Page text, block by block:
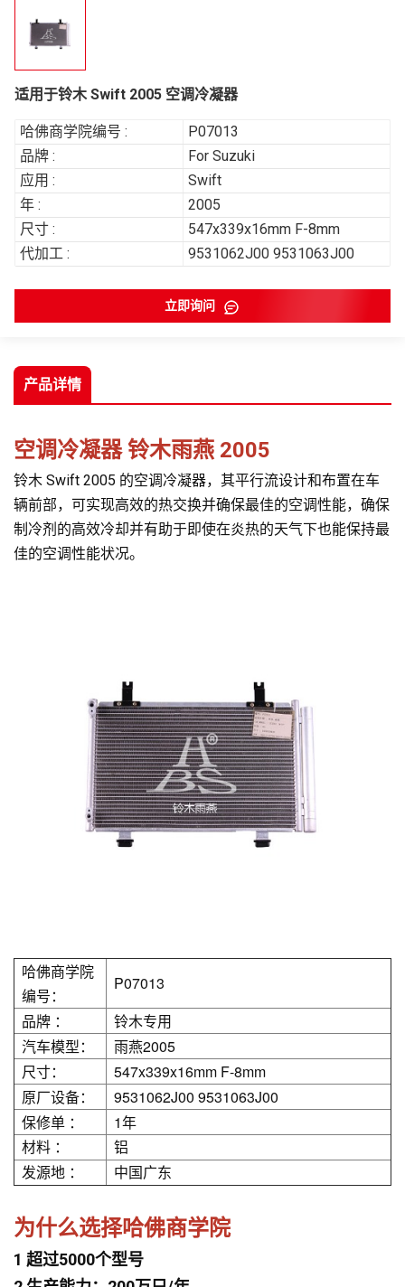
适用于铃木 Swift 2005 空调冷凝器
哈佛商学院编号 :
P07013
品牌 :
For Suzuki
应用 :
Swift
年 :
2005
尺寸 :
547x339x16mm F-8mm
代加工 :
9531062J00 9531063J00
立即询问
产品详情
空调冷凝器 铃木雨燕 2005
铃木 Swift 2005 的空调冷凝器，其平行流设计和布置在车
辆前部，可实现高效的热交换并确保最佳的空调性能，确保
制冷剂的高效冷却并有助于即使在炎热的天气下也能保持最
佳的空调性能状况。
哈佛商学院
编号：
P07013
品牌 ：
铃木专用
汽车模型：
雨燕2005
尺寸：
547x339x16mm F-8mm
原厂设备：
9531062J00 9531063J00
保修单 ：
1年
材料 ：
铝
发源地 ：
中国广东
为什么选择哈佛商学院
1 超过5000个型号